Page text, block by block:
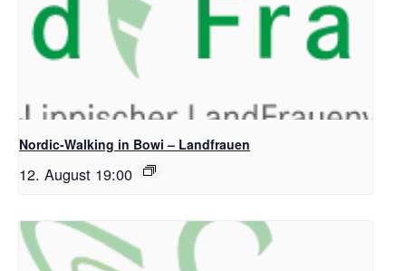
Nordic-Walking in Bowi – Landfrauen
12. August 19:00